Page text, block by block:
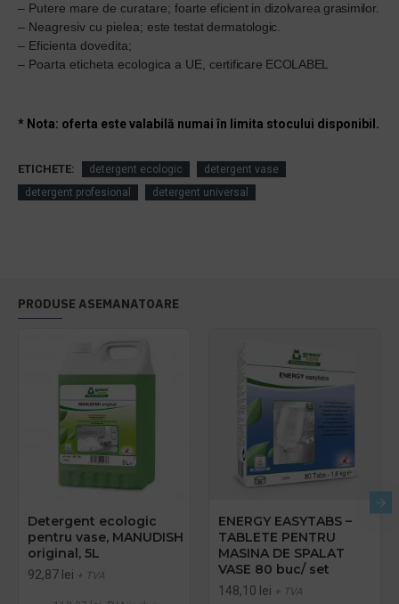
– Putere mare de curatare; foarte eficient in dizolvarea grasimilor.
– Neagresiv cu pielea; este testat dermatologic.
– Eficienta dovedita;
– Poarta eticheta ecologica a UE, certificare ECOLABEL
* Nota: oferta este valabilă numai în limita stocului disponibil.
ETICHETE: detergent ecologic
detergent vase
detergent profesional
detergent universal
PRODUSE ASEMANATOARE
Detergent ecologic
pentru vase, MANUDISH
original, 5L
92,87 lei + TVA
ENERGY EASYTABS –
TABLETE PENTRU
MASINA DE SPALAT
VASE 80 buc/ set
148,10 lei + TVA